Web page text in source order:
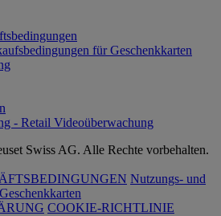
für Geschenkkarten
- Retail Videoüberwachung
Swiss AG. Alle Rechte vorbehalten.
Nutzungs- und
COOKIE-RICHTLINIE